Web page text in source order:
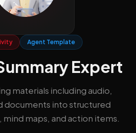
Agent Template
Expert
materials including audio,
documents into structured
maps, and action items.